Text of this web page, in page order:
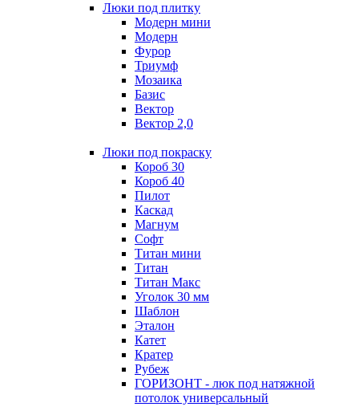
Люки под плитку
Модерн мини
Модерн
Фурор
Триумф
Мозаика
Базис
Вектор
Вектор 2,0
Люки под покраску
Короб 30
Короб 40
Пилот
Каскад
Магнум
Софт
Титан мини
Титан
Титан Макс
Уголок 30 мм
Шаблон
Эталон
Катет
Кратер
Рубеж
ГОРИЗОНТ - люк под натяжной
потолок универсальный